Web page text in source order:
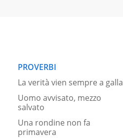
PROVERBI
La verità vien sempre a galla
Uomo avvisato, mezzo
salvato
Una rondine non fa
primavera